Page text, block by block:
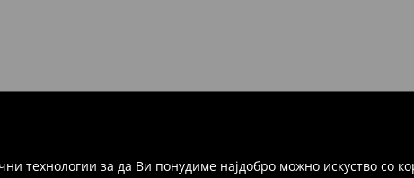
технологии за да Ви понудиме најдобро можно искуство со